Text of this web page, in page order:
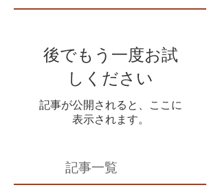
後でもう一度お試
しください
記事が公開されると、ここに
表示されます。
記事一覧